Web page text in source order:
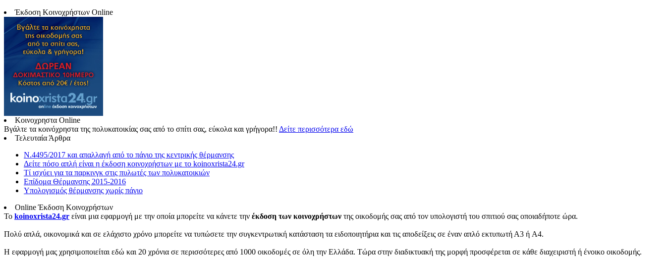
Έκδοση Κοινοχρήστων Online
Κοινοχρηστα Online
Βγάλτε τα κοινόχρηστα της πολυκατοικίας σας από το σπίτι σας, εύκολα και γρήγορα!! Δείτε περισσότερα εδώ
Τελευταία Άρθρα
Ν.4495/2017 και απαλλαγή από το πάγιο της κεντρικής θέρμανσης
Δείτε πόσο απλή είναι η έκδοση κοινοχρήστων με το koinoxrista24.gr
Τί ισχύει για τα παρκινγκ στις πυλωτές των πολυκατοικιών
Επίδομα Θέρμανσης 2015-2016
Υπολογισμός θέρμανσης χωρίς πάγιο
Online Έκδοση Κοινοχρήστων
To koinoxrista24.gr είναι μια εφαρμογή με την οποία μπορείτε να κάνετε την έκδοση των κοινοχρήστων της οικοδομής σας από τον υπολογιστή του σπιτιού σας οποιαδήποτε ώρα.
Πολύ απλά, οικονομικά και σε ελάχιστο χρόνο μπορείτε να τυπώσετε την συγκεντρωτική κατάσταση τα ειδοποιητήρια και τις αποδείξεις σε έναν απλό εκτυπωτή Α3 ή A4.
Η εφαρμογή μας χρησιμοποιείται εδώ και 20 χρόνια σε περισσότερες από 1000 οικοδομές σε όλη την Ελλάδα. Τώρα στην διαδικτυακή της μορφή προσφέρεται σε κάθε διαχειριστή ή ένοικο οικοδομής.